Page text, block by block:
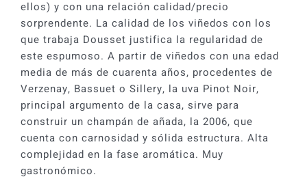
ellos) y con una relación calidad/precio
sorprendente. La calidad de los viñedos con los
que trabaja Dousset justifica la regularidad de
este espumoso. A partir de viñedos con una edad
media de más de cuarenta años, procedentes de
Verzenay, Bassuet o Sillery, la uva Pinot Noir,
principal argumento de la casa, sirve para
construir un champán de añada, la 2006, que
cuenta con carnosidad y sólida estructura. Alta
complejidad en la fase aromática. Muy
gastronómico.